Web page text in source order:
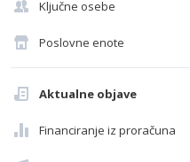
Ključne osebe
Poslovne enote
Aktualne objave
Financiranje iz proračuna